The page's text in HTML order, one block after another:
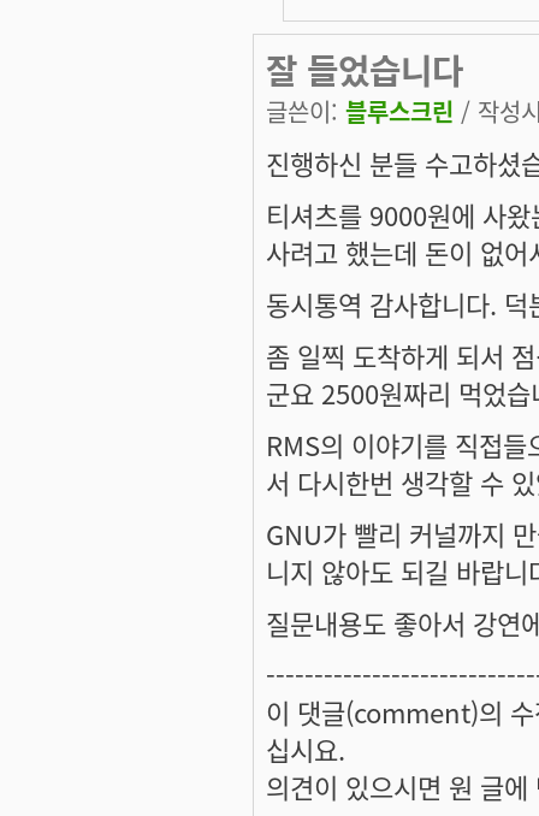
잘 들었습니다
글쓴이: 블루스크린 / 작성
진행하신 분들 수고하셨
티셔츠를 9000원에 사
사려고 했는데 돈이 없어
동시통역 감사합니다.
좀 일찍 도착하게 되서
군요 2500원짜리 먹었습
RMS의 이야기를 직접
서 다시한번 생각할 수
GNU가 빨리 커널까지
니지 않아도 되길 바랍니
질문내용도 좋아서 강연
이 댓글(comment)의
십시요.
의견이 있으시면 원 글